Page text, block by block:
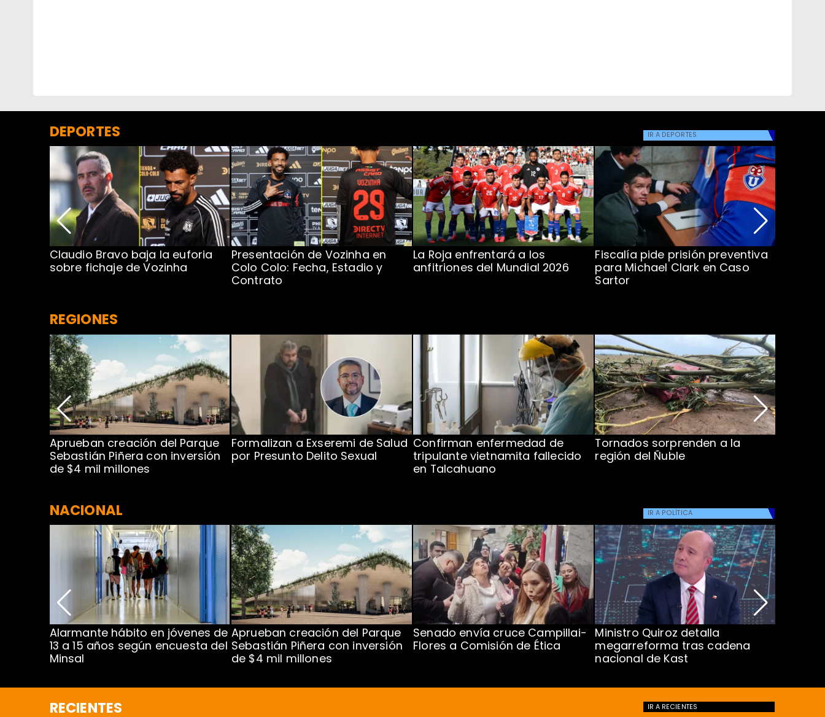
DEPORTES IR A DEPORTES
Claudio Bravo baja la euforia
sobre fichaje de Vozinha
Presentación de Vozinha en
Colo Colo: Fecha, Estadio y
Contrato
La Roja enfrentará a los
anfitriones del Mundial 2026
Fiscalía pide prisión preventiva
para Michael Clark en Caso
Sartor
REGIONES
Aprueban creación del Parque
Sebastián Piñera con inversión
de $4 mil millones
Formalizan a Exseremi de Salud
por Presunto Delito Sexual
Confirman enfermedad de
tripulante vietnamita fallecido
en Talcahuano
Tornados sorprenden a la
región del Ñuble
NACIONAL IR A POLÍTICA
Alarmante hábito en jóvenes de
13 a 15 años según encuesta del
Minsal
Aprueban creación del Parque
Sebastián Piñera con inversión
de $4 mil millones
Senado envía cruce Campillai-
Flores a Comisión de Ética
Ministro Quiroz detalla
megarreforma tras cadena
nacional de Kast
RECIENTES IR A RECIENTES